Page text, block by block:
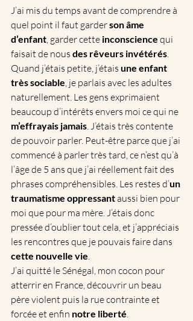
J’ai mis du temps avant de comprendre à
quel point il faut garder son âme
d’enfant , garder cette inconscience qui
faisait de nous des rêveurs invétérés
Quand j’étais petite, j’étais une enfant
très sociable , je parlais avec les adultes
naturellement. Les gens exprimaient
beaucoup d’intérêts envers moi ce qui ne
m’effrayais jamais . J’étais très contente
de pouvoir parler. Peut-être parce que j’ai
commencé à parler très tard, ce n’est qu’à
l’âge de 5 ans que j’ai réellement fait des
phrases compréhensibles. Les restes d’un
traumatisme oppressant aussi bien pour
moi que pour ma mère. J’étais donc
pressée d’oublier tout cela, et j’appréciais
les rencontres que je pouvais faire dans
cette nouvelle vie
J’ai quitté le Sénégal, mon cocon pour
atterrir en France, découvrir un beau
père violent puis la rue contrainte et
forcée et enfin notre liberté